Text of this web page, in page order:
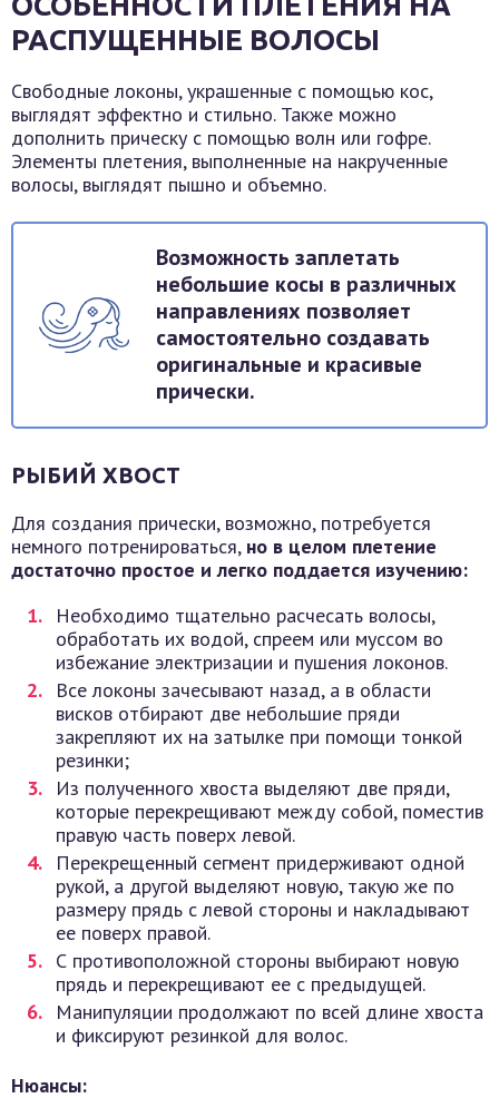
РАСПУЩЕННЫЕ ВОЛОСЫ
Свободные локоны, украшенные с помощью кос,
выглядят эффектно и стильно. Также можно
дополнить прическу с помощью волн или гофре.
Элементы плетения, выполненные на накрученные
волосы, выглядят пышно и объемно.
Возможность заплетать
небольшие косы в различных
направлениях позволяет
самостоятельно создавать
оригинальные и красивые
прически.
РЫБИЙ ХВОСТ
Для создания прически, возможно, потребуется
немного потренироваться, но в целом плетение
достаточно простое и легко поддается изучению:
Необходимо тщательно расчесать волосы,
обработать их водой, спреем или муссом во
избежание электризации и пушения локонов.
Все локоны зачесывают назад, а в области
висков отбирают две небольшие пряди
закрепляют их на затылке при помощи тонкой
резинки;
Из полученного хвоста выделяют две пряди,
которые перекрещивают между собой, поместив
правую часть поверх левой.
Перекрещенный сегмент придерживают одной
рукой, а другой выделяют новую, такую же по
размеру прядь с левой стороны и накладывают
ее поверх правой.
С противоположной стороны выбирают новую
прядь и перекрещивают ее с предыдущей.
Манипуляции продолжают по всей длине хвоста
и фиксируют резинкой для волос.
Нюансы: